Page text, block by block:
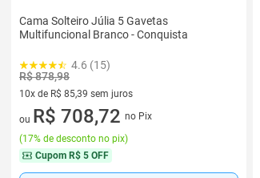
Cama Solteiro Júlia 5 Gavetas
Multifuncional Branco - Conquista
4.6 (15)
R$ 878,98
10x de R$ 85,39 sem juros
10 vez de R$ 85,39 sem juros
ou R$ 708,72 no Pix
(17% de desconto no pix)
Cupom R$ 5 OFF